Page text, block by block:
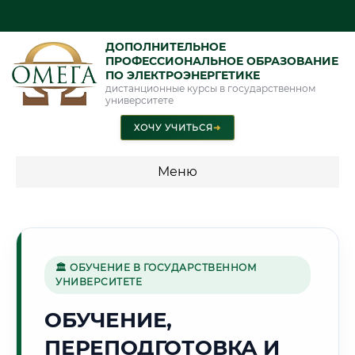
ДОПОЛНИТЕЛЬНОЕ
ПРОФЕССИОНАЛЬНОЕ ОБРАЗОВАНИЕ
ПО ЭЛЕКТРОЭНЕРГЕТИКЕ
дистанционные курсы в государственном
университете
ХОЧУ УЧИТЬСЯ➜
Меню
🌊
Г. БАТУМИ
🏛 ОБУЧЕНИЕ В ГОСУДАРСТВЕННОМ
УНИВЕРСИТЕТЕ
ОБУЧЕНИЕ,
ПЕРЕПОДГОТОВКА И